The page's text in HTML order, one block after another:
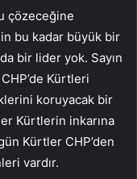
çözeceğine
bu kadar büyük bir
bir lider yok. Sayın
Kürtleri
koruyacak bir
Kürtlerin inkarına
Kürtler CHP’den
vardır.